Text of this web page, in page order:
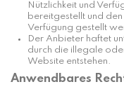
Nützlichkeit und
bereitgestellt und
Verfügung gestellt
Der Anbieter haftet
durch die illegale
Website entstehen.
Anwendbares